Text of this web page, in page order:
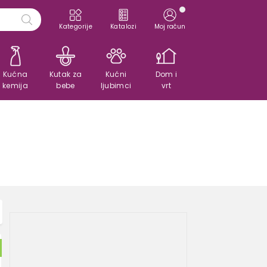
Kategorije Katalozi Moj račun
Kućna
kemija
Kutak za
bebe
Kućni
ljubimci
Dom i
vrt